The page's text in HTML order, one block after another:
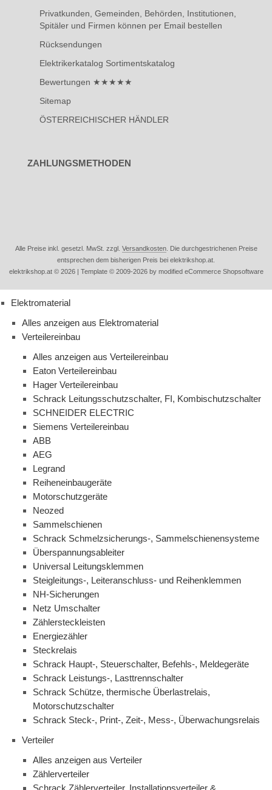
Privatkunden, Gemeinden, Behörden, Institutionen,
Spitäler und Firmen können per Email bestellen
Rücksendungen
Elektrikerkatalog Sortimentskatalog
Bewertungen ★★★★★
Sitemap
ÖSTERREICHISCHER HÄNDLER
ZAHLUNGSMETHODEN
Alle Preise inkl. gesetzl. MwSt. zzgl. Versandkosten. Die durchgestrichenen Preise
entsprechen dem bisherigen Preis bei elektrikshop.at.
elektrikshop.at © 2026 | Template © 2009-2026 by modified eCommerce Shopsoftware
Elektromaterial
Alles anzeigen aus Elektromaterial
Verteilereinbau
Alles anzeigen aus Verteilereinbau
Eaton Verteilereinbau
Hager Verteilereinbau
Schrack Leitungsschutzschalter, FI, Kombischutzschalter
SCHNEIDER ELECTRIC
Siemens Verteilereinbau
ABB
AEG
Legrand
Reiheneinbaugeräte
Motorschutzgeräte
Neozed
Sammelschienen
Schrack Schmelzsicherungs-, Sammelschienensysteme
Überspannungsableiter
Universal Leitungsklemmen
Steigleitungs-, Leiteranschluss- und Reihenklemmen
NH-Sicherungen
Netz Umschalter
Zählersteckleisten
Energiezähler
Steckrelais
Schrack Haupt-, Steuerschalter, Befehls-, Meldegeräte
Schrack Leistungs-, Lasttrennschalter
Schrack Schütze, thermische Überlastrelais,
Motorschutzschalter
Schrack Steck-, Print-, Zeit-, Mess-, Überwachungsrelais
Verteiler
Alles anzeigen aus Verteiler
Zählerverteiler
Schrack Zählerverteiler, Installationsverteiler &